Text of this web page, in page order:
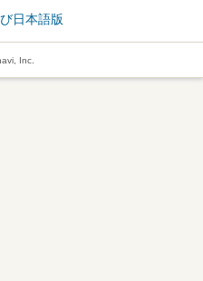
日本語版
Inc.